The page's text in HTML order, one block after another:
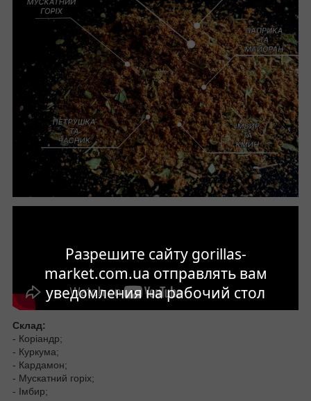
Разрешите сайту gorillas-
market.com.ua отправлять вам
уведомления на рабочий стол
Склад:
- Коріандр;
- Куркума;
- Кардамон;
- Мускатний горіх;
- Імбир;